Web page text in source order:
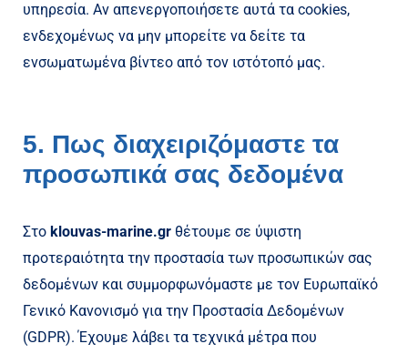
υπηρεσία. Αν απενεργοποιήσετε αυτά τα cookies,
ενδεχομένως να μην μπορείτε να δείτε τα
ενσωματωμένα βίντεο από τον ιστότοπό μας.
5. Πως διαχειριζόμαστε τα
προσωπικά σας δεδομένα
Στο klouvas-marine.gr θέτουμε σε ύψιστη
προτεραιότητα την προστασία των προσωπικών σας
δεδομένων και συμμορφωνόμαστε με τον Ευρωπαϊκό
Γενικό Κανονισμό για την Προστασία Δεδομένων
(GDPR). Έχουμε λάβει τα τεχνικά μέτρα που